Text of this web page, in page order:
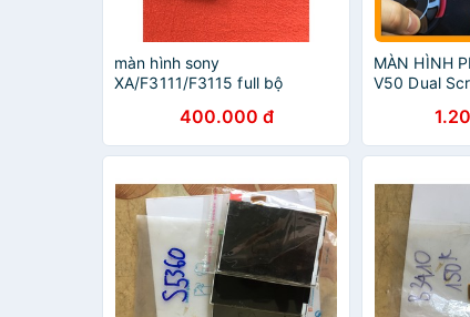
màn hình sony
XA/F3111/F3115 full bộ
400.000 đ
MÀN HÌNH
V50 Dual
thinq HÀNG
ngon xem